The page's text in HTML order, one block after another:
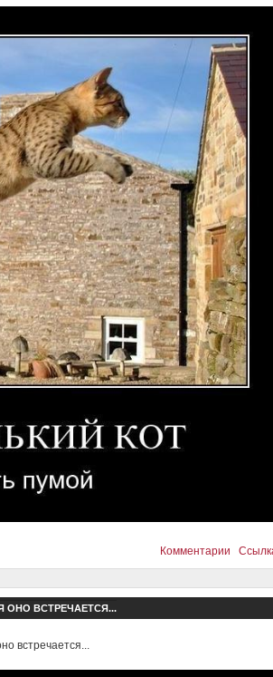
Комментарии
ОНО ВСТРЕЧАЕТСЯ...
встречается...